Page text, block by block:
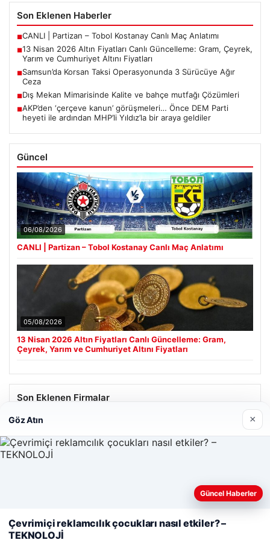
Son Eklenen Haberler
■CANLI | Partizan – Tobol Kostanay Canlı Maç Anlatımı
■13 Nisan 2026 Altın Fiyatları Canlı Güncelleme: Gram, Çeyrek,
Yarım ve Cumhuriyet Altını Fiyatları
■Samsun’da Korsan Taksi Operasyonunda 3 Sürücüye Ağır
Ceza
■Dış Mekan Mimarisinde Kalite ve bahçe mutfağı Çözümleri
■AKP’den ‘çerçeve kanun’ görüşmeleri… Önce DEM Parti
heyeti ile ardından MHP’li Yıldız’la bir araya geldiler
Güncel
06/08/2026
CANLI | Partizan – Tobol Kostanay Canlı Maç Anlatımı
05/08/2026
13 Nisan 2026 Altın Fiyatları Canlı Güncelleme: Gram,
Çeyrek, Yarım ve Cumhuriyet Altını Fiyatları
Son Eklenen Firmalar
Hastaş Beton
26/05/2026
© 2026 Kimce – Güncel Haberler
Web sitemizi nasıl kullandığınızı daha iyi anlayabilmek,
kullanıyoruz.Çerez Politikamız
Göz Atın ×
Güncel Haberler
Çevrimiçi reklamcılık çocukları nasıl etkiler? –
TEKNOLOJİ